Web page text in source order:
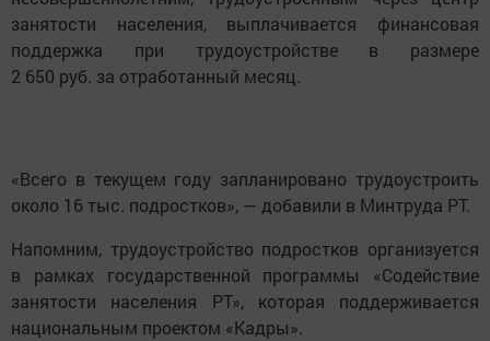
занятости населения, выплачивается финансовая
поддержка при трудоустройстве в размере
2 650 руб. за отработанный месяц.
«Всего в текущем году запланировано трудоустроить
около 16 тыс. подростков», — добавили в Минтруда РТ.
Напомним, трудоустройство подростков организуется
в рамках государственной программы «Содействие
занятости населения РТ», которая поддерживается
национальным проектом «Кадры».